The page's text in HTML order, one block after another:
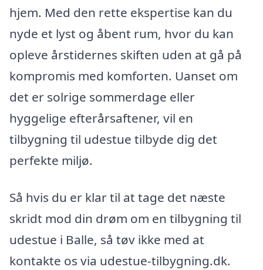
hjem. Med den rette ekspertise kan du
nyde et lyst og åbent rum, hvor du kan
opleve årstidernes skiften uden at gå på
kompromis med komforten. Uanset om
det er solrige sommerdage eller
hyggelige efterårsaftener, vil en
tilbygning til udestue tilbyde dig det
perfekte miljø.
Så hvis du er klar til at tage det næste
skridt mod din drøm om en tilbygning til
udestue i Balle, så tøv ikke med at
kontakte os via udestue-tilbygning.dk.